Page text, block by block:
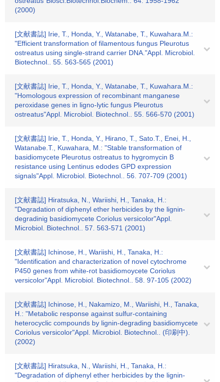
(2000)
[文献書誌] Irie, T., Honda, Y., Watanabe, T., Kuwahara.M.:
"Efficient transformation of filamentous fungus Pleurotus
ostreatus using single-strand carrier DNA."Appl. Microbiol.
Biotechnol.. 55. 563-565 (2001)
[文献書誌] Irie, T., Honda, Y., Watanabe, T., Kuwahara.M.:
"Homologous expression of recombinant manganese
peroxidase genes in ligno-lytic fungus Pleurotus
ostreatus"Appl. Microbiol. Biotechnol.. 55. 566-570 (2001)
[文献書誌] Irie, T., Honda, Y., Hirano, T., Sato.T., Enei, H.,
Watanabe.T., Kuwahara, M.: "Stable transformation of
basidiomycete Pleurotus ostreatus to hygromycin B
resistance using Lentinus edodes GPD expression
signals"Appl. Microbiol. Biotechnol.. 56. 707-709 (2001)
[文献書誌] Hiratsuka, N., Wariishi, H., Tanaka, H.:
"Degradation of diphenyl ether herbicides by the lignin-
degradinig basidiomycete Coriolus versicolor"Appl.
Microbiol. Biotechnol.. 57. 563-571 (2001)
[文献書誌] Ichinose, H., Wariishi, H., Tanaka, H.:
"Identification and characterization of novel cytochrome
P450 genes from white-rot basidiomoycete Coriolus
versicolor"Appl. Microbiol. Biotechnol.. 58. 97-105 (2002)
[文献書誌] Ichinose, H., Nakamizo, M., Wariishi, H., Tanaka,
H.: "Metabolic response against sulfur-containing
heterocyclic compounds by lignin-degrading basidiomycete
Coriolus versicolor"Appl. Microbiol. Biotechnol.. (印刷中).
(2002)
[文献書誌] Hiratsuka, N., Wariishi, H., Tanaka, H.:
"Degradation of diphenyl ether herbicides by the lignin-